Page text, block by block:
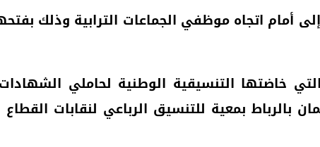
أمام اتجاه موظفي الجماعات الترابية وذلك
خاضتها التنسيقية الوطنية لحاملي الشهادات
الزمن كان آخرها يوم 24 أبريل 2024 أمام مقر البرلمان بالرباط بمعية للتنسيق